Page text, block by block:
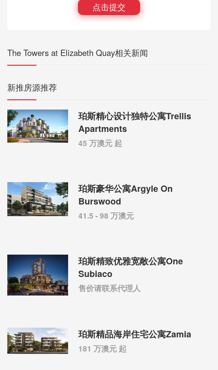
点击提交
The Towers at Elizabeth Quay相关新闻
新推房源推荐
珀斯精心设计独特公寓Trellis
Apartments
45 万澳元 起
珀斯豪华公寓Argyle On
Burswood
41.5 - 98 万澳元
珀斯精致优雅宽敞公寓One
Subiaco
售价请联系代理人
珀斯精品海岸住宅公寓Zamia
181 万澳元 起